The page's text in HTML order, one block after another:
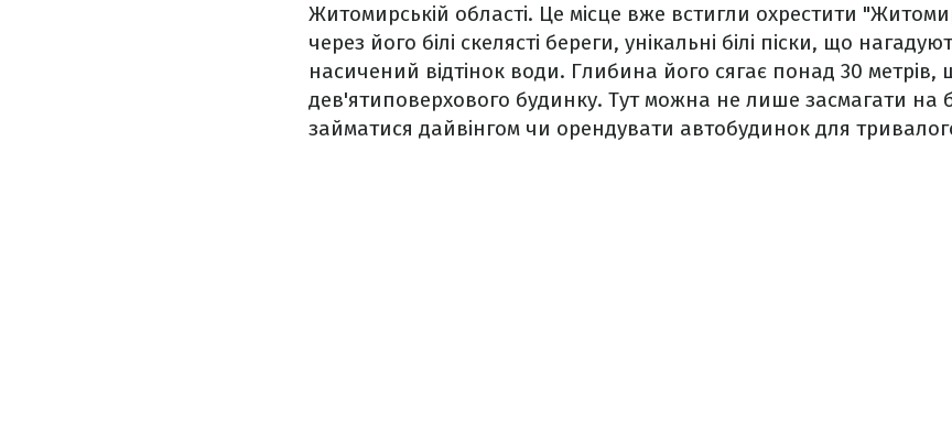
Житомирській області. Це місце вже встигли охрестити
через його білі скелясті береги, унікальні білі піски, що
насичений відтінок води. Глибина його сягає понад 30 метрів,
дев'ятиповерхового будинку. Тут можна не лише засмагати на
займатися дайвінгом чи орендувати автобудинок для